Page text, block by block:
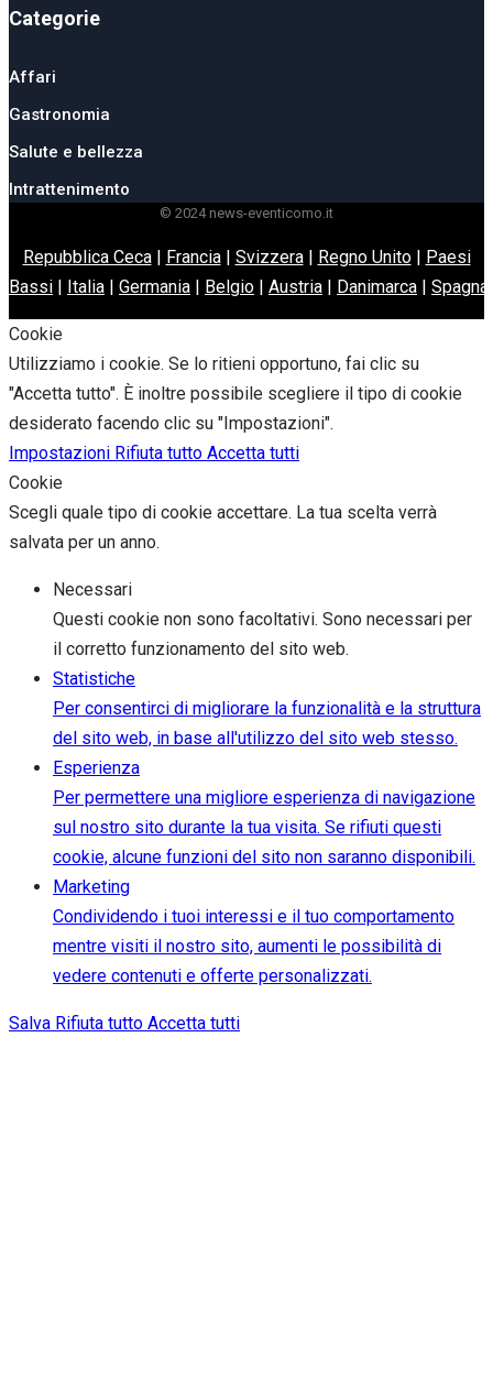
Categorie
Affari
Gastronomia
Salute e bellezza
Intrattenimento
© 2024 news-eventicomo.it
Repubblica Ceca| Francia| Svizzera| Regno Unito|
Paesi
Bassi
Italia Germania Belgio Austria Danimarca Spagna
Cookie
Utilizziamo i cookie. Se lo ritieni opportuno, fai clic su
"Accetta tutto". È inoltre possibile scegliere il tipo di cookie
desiderato facendo clic su "Impostazioni".
Impostazioni Rifiuta tutto Accetta tutti
Cookie
Scegli quale tipo di cookie accettare. La tua scelta verrà
salvata per un anno.
Necessari
Questi cookie non sono facoltativi. Sono necessari per
il corretto funzionamento del sito web.
Statistiche
Per consentirci di migliorare la funzionalità e la struttura
del sito web, in base all'utilizzo del sito web stesso.
Esperienza
Per permettere una migliore esperienza di navigazione
sul nostro sito durante la tua visita. Se rifiuti questi
cookie, alcune funzioni del sito non saranno disponibili.
Marketing
Condividendo i tuoi interessi e il tuo comportamento
mentre visiti il nostro sito, aumenti le possibilità di
vedere contenuti e offerte personalizzati.
Salva Rifiuta tutto Accetta tutti